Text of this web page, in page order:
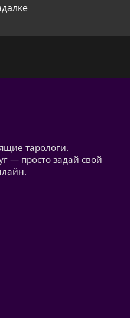
тарологи.
— просто задай свой